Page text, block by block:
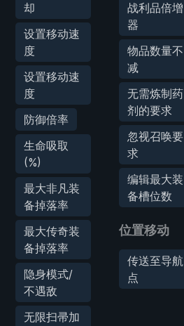
却
设置移动速
度
设置移动速
度
防御倍率
生命吸取
(%)
最大非凡装
备掉落率
最大传奇装
备掉落率
隐身模式/
不遇敌
无限扫帚加
战利品倍增
器
物品数量不
减
无需炼制药
剂的要求
忽视召唤要
求
编辑最大装
备槽位数
位置移动
传送至导航
点